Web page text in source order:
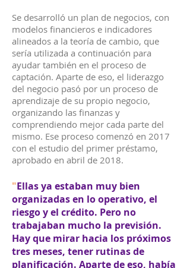
Se desarrolló un plan de negocios, con
modelos financieros e indicadores
alineados a la teoría de cambio, que
sería utilizada a continuación para
ayudar también en el proceso de
captación. Aparte de eso, el liderazgo
del negocio pasó por un proceso de
aprendizaje de su propio negocio,
organizando las finanzas y
comprendiendo mejor cada parte del
mismo. Ese proceso comenzó en 2017
con el estudio del primer préstamo,
aprobado en abril de 2018.
"Ellas ya estaban muy bien
organizadas en lo operativo, el
riesgo y el crédito. Pero no
trabajaban mucho la previsión.
Hay que mirar hacia los próximos
tres meses, tener rutinas de
planificación. Aparte de eso, había